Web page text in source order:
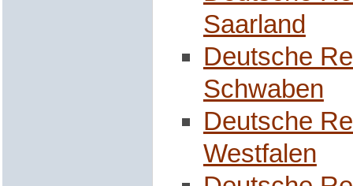
Saarland
Deutsche
Schwaben
Deutsche
Westfalen